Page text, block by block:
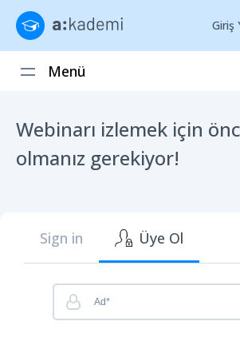
Giriş
Menü
Webinarı izlemek için
olmanız gerekiyor!
Sign in Üye Ol